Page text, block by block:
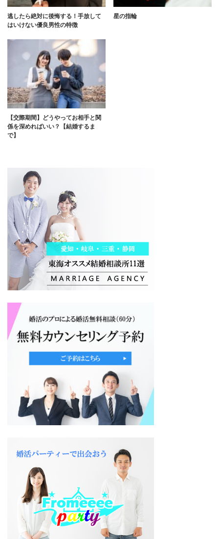
逃したら絶対に後悔する！手放して
はいけない優良男性の特徴
星の指輪
【交際期間】どうやってお相手と関
係を深めればいい？【結婚するま
で】